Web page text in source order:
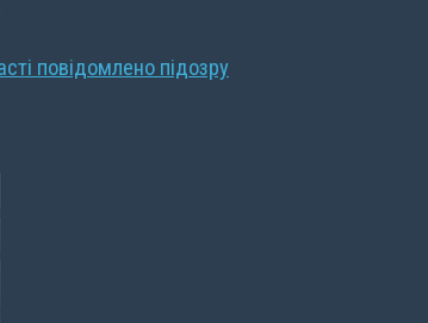
повідомлено підозру